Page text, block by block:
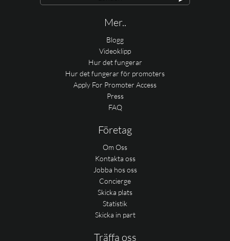
Mer..
Blogg
Videoklipp
Hur det fungerar
Hur det fungerar för promoters
Apply For Promoter Access
Press
FAQ
Företag
Om Oss
Kontakta oss
Jobba hos oss
Concierge
Skicka plats
Statistik
Skicka in part
Träffa oss